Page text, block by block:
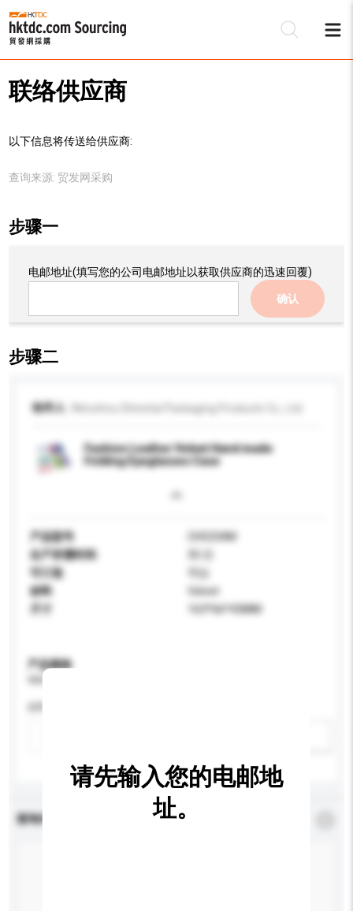
联络供应商
以下信息将传送给供应商:
查询来源: 贸发网采购
步骤一
电邮地址(填写您的公司电邮地址以获取供应商的迅速回覆)
确认
步骤二
收件人
Fashion Leather Velvet Hand made
Folding Eyeglasses Case
产品型号
CH5334M
生产所需时间
可订造
可以
材料
Velvet
163*66*43MM
产品规格
查询内容
请先输入您的电邮地
址。